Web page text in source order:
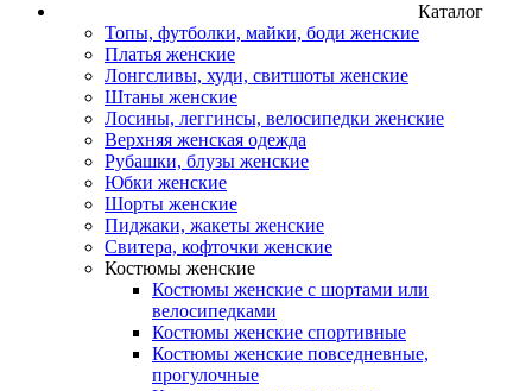
Каталог
Топы, футболки, майки, боди женские
Платья женские
Лонгсливы, худи, свитшоты женские
Штаны женские
Лосины, леггинсы, велосипедки женские
Верхняя женская одежда
Рубашки, блузы женские
Юбки женские
Шорты женские
Пиджаки, жакеты женские
Свитера, кофточки женские
Костюмы женские
Костюмы женские с шортами или
велосипедками
Костюмы женские спортивные
Костюмы женские повседневные,
прогулочные